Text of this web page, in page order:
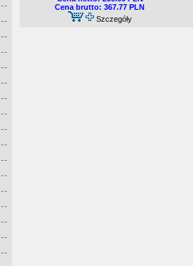
Cena brutto: 367.77 PLN
Szczegóły